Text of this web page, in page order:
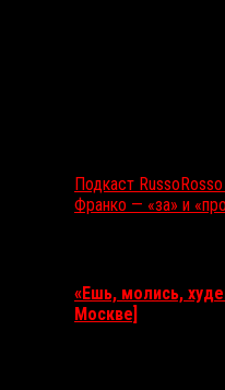
Подкаст
Франко — «за» и
«Ешь, молись,
Москве]